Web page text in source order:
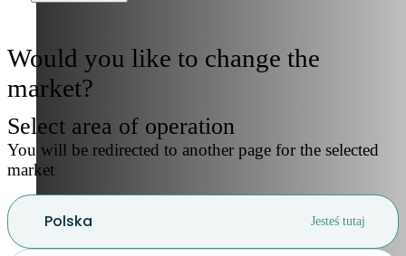
Would you like to change the
market?
Select area of operation
You will be redirected to another page for the selected
market
Polska Jesteś tutaj